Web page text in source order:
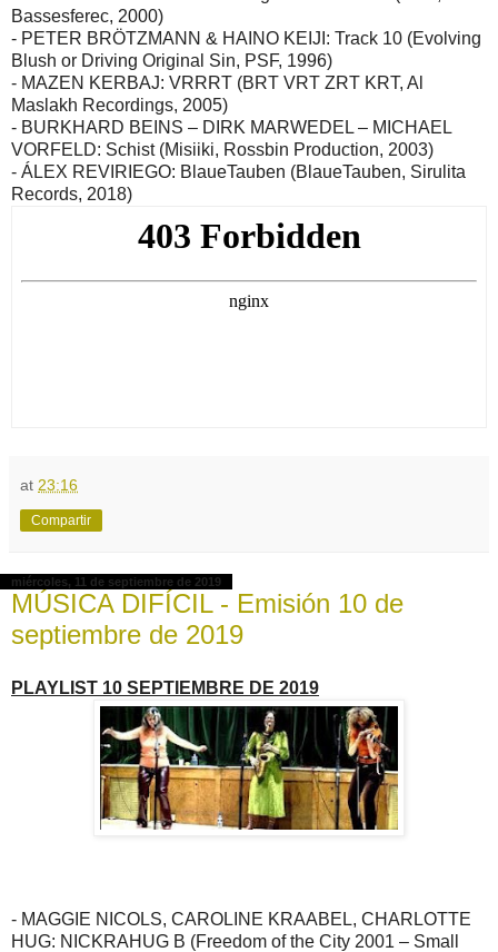
Bassesferec, 2000)
- PETER BRÖTZMANN & HAINO KEIJI: Track 10 (Evolving
Blush or Driving Original Sin, PSF, 1996)
- MAZEN KERBAJ: VRRRT (BRT VRT ZRT KRT, Al
Maslakh Recordings, 2005)
- BURKHARD BEINS – DIRK MARWEDEL – MICHAEL
VORFELD: Schist (Misiiki, Rossbin Production, 2003)
- ÁLEX REVIRIEGO: BlaueTauben (BlaueTauben, Sirulita
Records, 2018)
at 23:16
Compartir
miércoles, 11 de septiembre de 2019
MÚSICA DIFÍCIL - Emisión 10 de
septiembre de 2019
PLAYLIST 10 SEPTIEMBRE DE 2019
- MAGGIE NICOLS, CAROLINE KRAABEL, CHARLOTTE
HUG: NICKRAHUG B (Freedom of the City 2001 – Small